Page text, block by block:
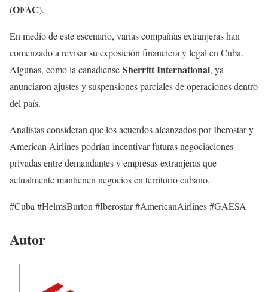
(OFAC).
En medio de este escenario, varias compañías extranjeras han
comenzado a revisar su exposición financiera y legal en Cuba.
Algunas, como la canadiense Sherritt International, ya
anunciaron ajustes y suspensiones parciales de operaciones dentro
del país.
Analistas consideran que los acuerdos alcanzados por Iberostar y
American Airlines podrían incentivar futuras negociaciones
privadas entre demandantes y empresas extranjeras que
actualmente mantienen negocios en territorio cubano.
#Cuba #HelmsBurton #Iberostar #AmericanAirlines #GAESA
Autor